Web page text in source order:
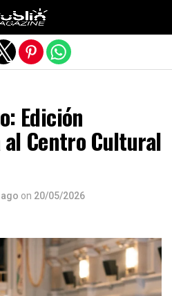
Edición
al Centro Cultural
on 20/05/2026
versión móvil